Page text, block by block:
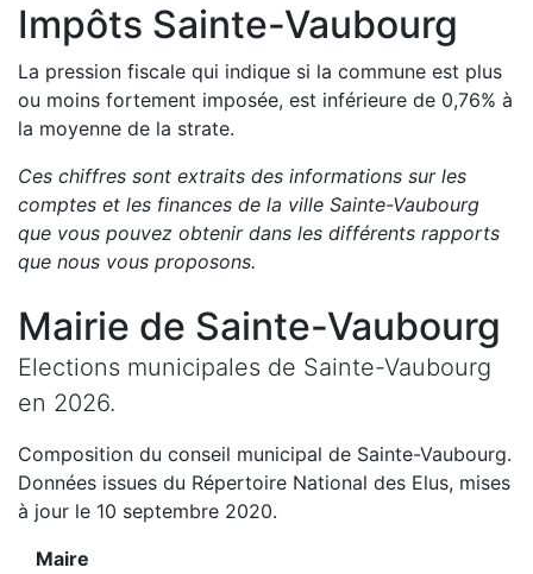
Impôts Sainte-Vaubourg
La pression fiscale qui indique si la commune est plus
ou moins fortement imposée, est inférieure de 0,76% à
la moyenne de la strate.
Ces chiffres sont extraits des informations sur les
comptes et les finances de la ville Sainte-Vaubourg
que vous pouvez obtenir dans les différents rapports
que nous vous proposons.
Mairie de Sainte-Vaubourg
Elections municipales de Sainte-Vaubourg
en 2026.
Composition du conseil municipal de Sainte-Vaubourg.
Données issues du Répertoire National des Elus, mises
à jour le 10 septembre 2020.
Maire